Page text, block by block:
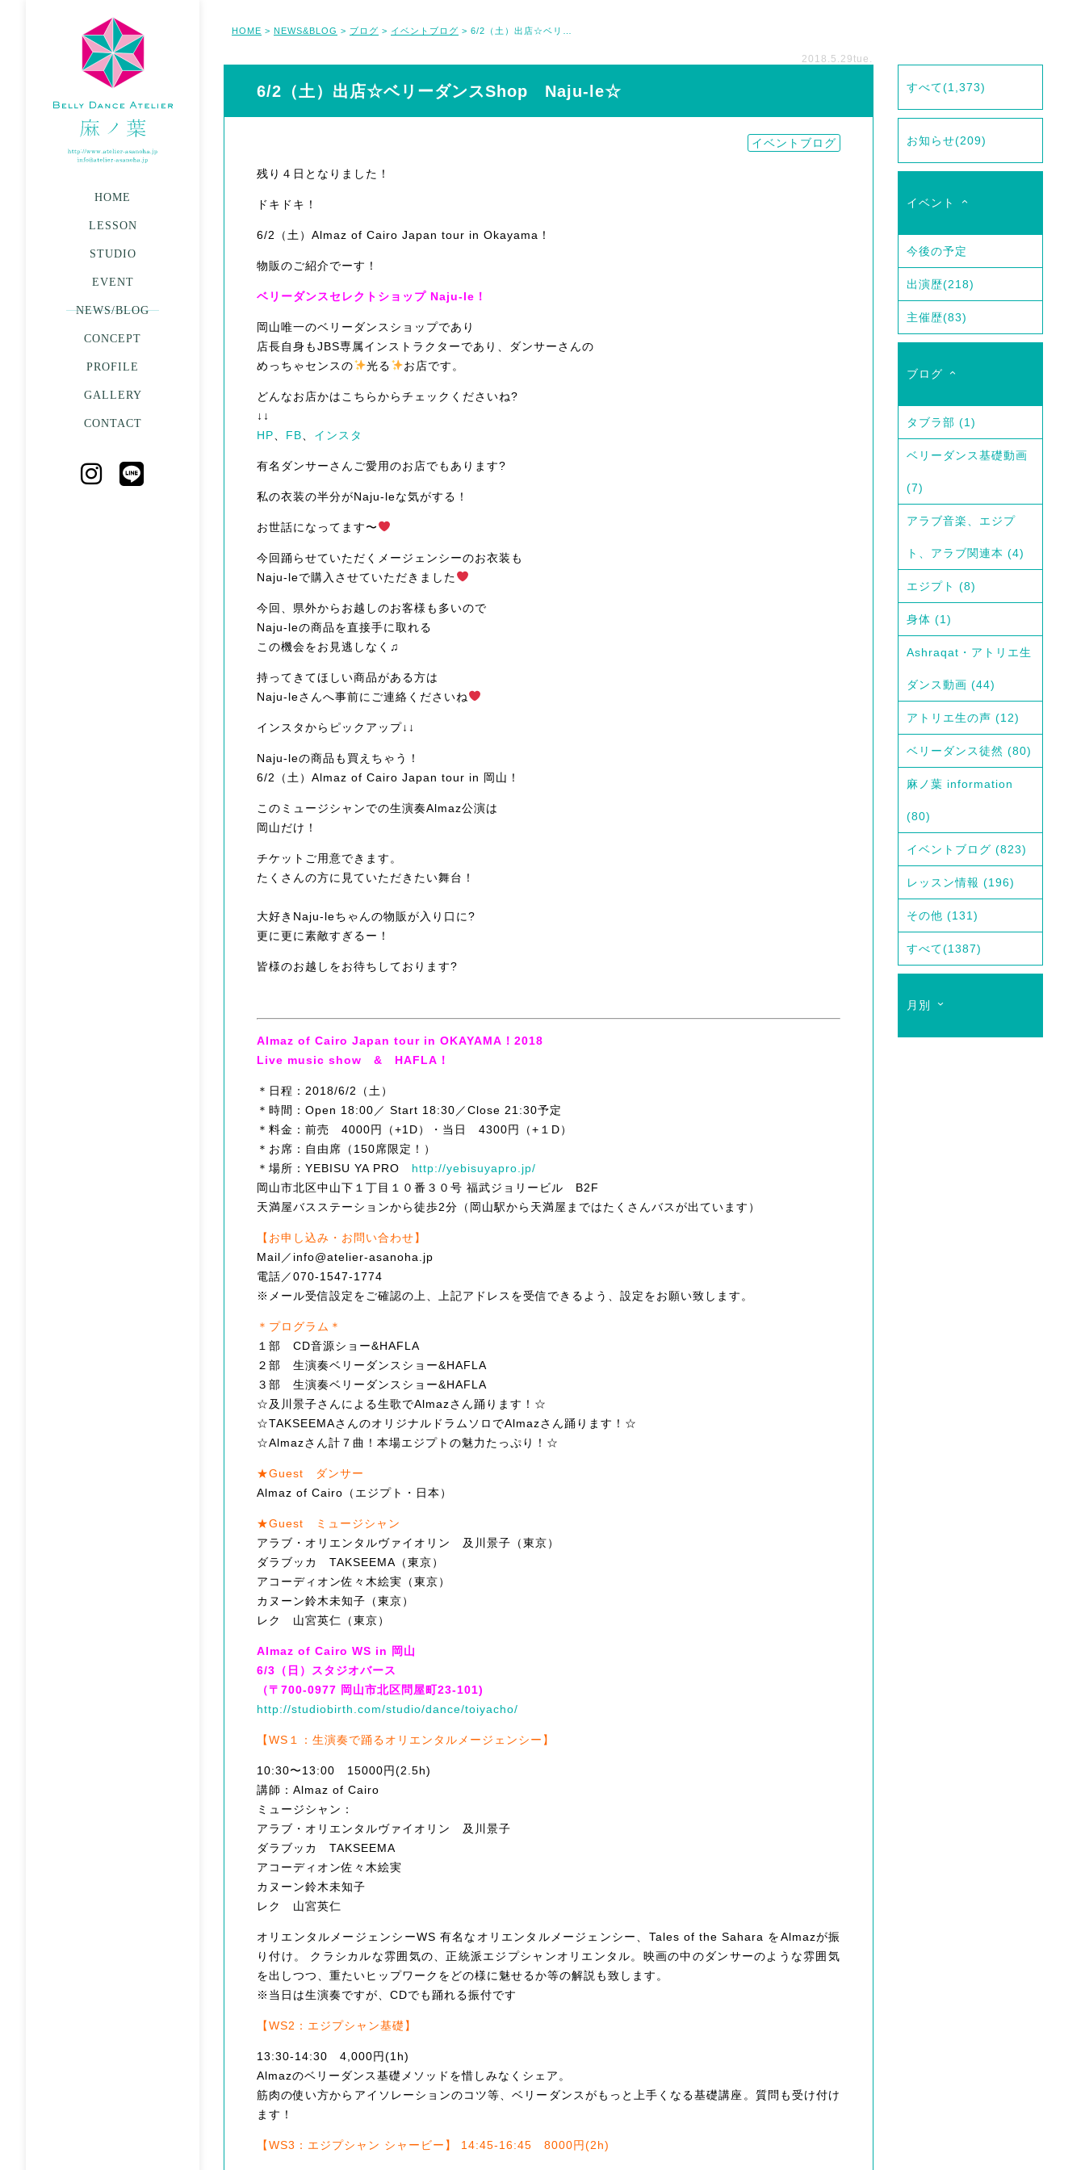
HOME
LESSON
STUDIO
EVENT
NEWS/BLOG
CONCEPT
PROFILE
GALLERY
CONTACT
HOME > NEWS&BLOG > ブログ > イベントブログ >
2018.5.29tue.
6/2（土）出店☆ベリーダンスShop Naju-le☆
イベントブログ
残り４日となりました！
ドキドキ！
6/2（土）Almaz of Cairo Japan tour in Okayama！
物販のご紹介でーす！
ベリーダンスセレクトショップ Naju-le！
岡山唯一のベリーダンスショップであり
店長自身もJBS専属インストラクターであり、ダンサーさんの
めっちゃセンスの
光る お店です。
どんなお店かはこちらからチェックくださいね?
↓↓
HP
FB インスタ
有名ダンサーさんご愛用のお店でもあります?
私の衣装の半分がNaju-leな気がする！
お世話になってます〜
今回踊らせていただくメージェンシーのお衣装も
Naju-leで購入させていただきました
今回、県外からお越しのお客様も多いので
Naju-leの商品を直接手に取れる
この機会をお見逃しなく♫
持ってきてほしい商品がある方は
Naju-leさんへ事前にご連絡くださいね
インスタからピックアップ↓↓
Naju-leの商品も買えちゃう！
6/2（土）Almaz of Cairo Japan tour in 岡山！
このミュージシャンでの生演奏Almaz公演は
岡山だけ！
チケットご用意できます。
たくさんの方に見ていただきたい舞台！
大好きNaju-leちゃんの物販が入り口に?
更に更に素敵すぎるー！
皆様のお越しをお待ちしております?
Almaz of Cairo Japan tour in OKAYAMA！2018
Live music show & HAFLA！
＊日程：2018/6/2（土）
＊時間：Open 18:00／ Start 18:30／Close 21:30予定
＊料金：前売 4000円（+1D）・当日 4300円
（+１D）
＊お席：自由席（150席限定！）
＊場所：YEBISU YA PRO http://yebisuyapro.jp/
岡山市北区中山下１丁目１０番３０号 福武ジョリービル B2F
天満屋バスステーションから徒歩2分（岡山駅から天満屋 まではたくさんバスが出ています）
【お申し込み・お問い合わせ】
Mail／info@atelier-asanoha. jp
電話／070-1547-1774
※メール受信設定をご確認の上、上記アドレスを受信でき るよう、設定をお願い致します。
＊プログラム＊
１部 CD音源ショー&HAFLA
２部 生演奏ベリーダンスショー&HAFLA
３部 生演奏ベリーダンスショー&HAFLA
☆及川景子さんによる生歌でAlmazさん踊ります！☆
☆TAKSEEMAさんのオリジナルドラムソロでAlmazさん踊ります！☆
☆Almazさん計７曲！本場エジプトの魅力たっぷり！ ☆
★Guest ダンサー
Almaz of Cairo（エジプト・日本）
★Guest ミュージシャン
アラブ・オリエンタルヴァイオリン 及川景子（東京）
ダラブッカ TAKSEEMA（東京）
アコーディオン佐々木絵実（東京）
カヌーン鈴木未知子（東京）
レク 山宮英仁（東京）
Almaz of Cairo WS in 岡山
6/3（日）スタジオバース
（〒700-0977 岡山市北区問屋町23-101)
http://studiobirth.com/studio/dance/toiyacho/
【WS１：生演奏で踊るオリエンタルメージェンシー】
10:30〜13:00 15000円(2.5h)
講師：Almaz of Cairo
ミュージシャン：
アラブ・オリエンタルヴァイオリン 及川景子
ダラブッカ TAKSEEMA
アコーディオン佐々木絵実
カヌーン鈴木未知子
レク 山宮英仁
オリエンタルメージェンシーWS 有名なオリエンタルメージェンシー、Tales of the Sahara をAlmazが振
り付け。 クラシカルな雰囲気の、正統派エジプシャンオリエンタル。映画の中のダンサーのような雰囲気
を出しつつ、重たいヒップワークをどの様に魅せるか等の解説も致します。
※当日は生演奏ですが、CDでも踊れる振付です
【WS2：エジプシャン基礎】
13:30-14:30 4,000円(1h)
Almazのベリーダンス基礎メソッドを惜しみなくシェ ア。
筋肉の使い方からアイソレーションのコツ等、ベリーダン スがもっと上手くなる基礎講座。質問も受け付け
ます！
【WS3：エジプシャン シャービー】 14:45-16:45 8000円(2h)
すべて(1,373)
お知らせ(209)
イベント
今後の予定
出演歴(218)
主催歴(83)
ブログ
タブラ部 (1)
ベリーダンス基礎動画
(7)
アラブ音楽、エジプ
ト、アラブ関連本 (4)
エジプト (8)
身体 (1)
Ashraqat・アトリエ生
ダンス動画 (44)
アトリエ生の声 (12)
ベリーダンス徒然 (80)
麻ノ葉 information
(80)
イベントブログ (823)
レッスン情報 (196)
その他 (131)
すべて(1387)
月別